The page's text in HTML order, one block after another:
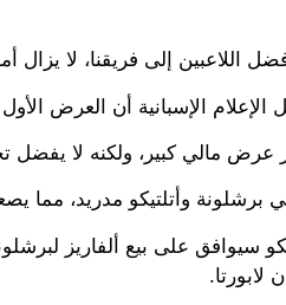
إلى فريقنا، لا يزال
الإسبانية أن العرض
عرض مالي كبير، ولكنه لا
تي برشلونة وأتلتيكو مدريد،
لابورتا.